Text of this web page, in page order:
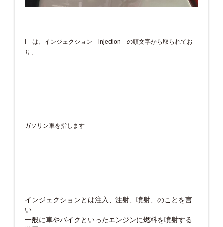
i は、インジェクション injection の頭文字から取られてお
り、
ガソリン車を指します
インジェクションとは注入、注射、噴射、のことを言
い
一般に車やバイクといったエンジンに燃料を噴射する